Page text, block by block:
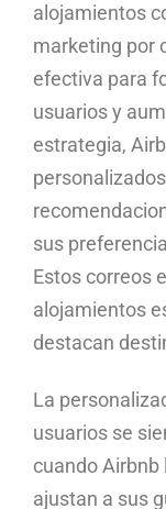
alojamientos
marketing por
efectiva para
usuarios y
estrategia,
sus
Estos correos
alojamientos
destacan
La
usuarios se
cuando
ajustan a sus